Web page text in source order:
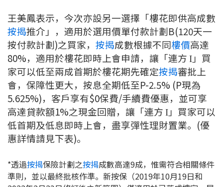
按揭百科
實時銀行資訊
裝修·保險優惠
免費裝修轉介服務
裝修設計專欄
火險、家居、寵物保險
保險資訊專欄
王美鳳表示，今次亦設另一選擇「樓花即供高成數
按揭推介」，適用於選用價單付款計劃B(120天一
按付款計劃)之買家， 按揭成數根據不同樓價高達
80%，適用於樓花即時上會申請，讓「連方 I 」買
家可以低至兩成首期於樓花期先確定按揭審批上
會，保障性更大，按息全期低至P-2.5% (P現為
5.625%)，客戶享有$0保費/手續費優惠，並可享
高達貸款額1%之現金回贈，讓「連方 I 」買家可以
低首期及低息即時上會，盡享彈性理財置業。(優
惠詳情請見下表)。
*透過按揭保險計劃之按揭成數高達9成，惟需符合相關條件
準則，並以最終批核作準。新按保（2019年10月19日和